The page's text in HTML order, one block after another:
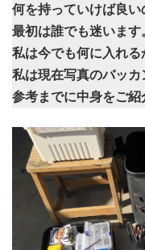
何を持っていけば良い
最初は誰でも迷います。
私は今でも何に入れる
私は現在写真のバッカ
参考までに中身をご紹